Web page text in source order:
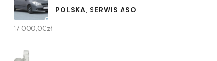
POLSKA, SERWIS ASO
17 000,00zł